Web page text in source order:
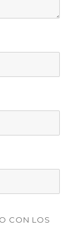
CON LOS